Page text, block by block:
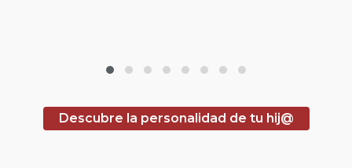
Descubre la personalidad de tu hij@